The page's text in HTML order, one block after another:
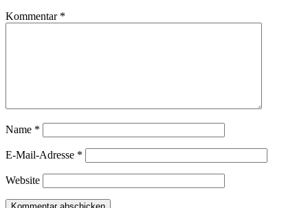
Kommentar *
Name *
E-Mail-Adresse *
Website